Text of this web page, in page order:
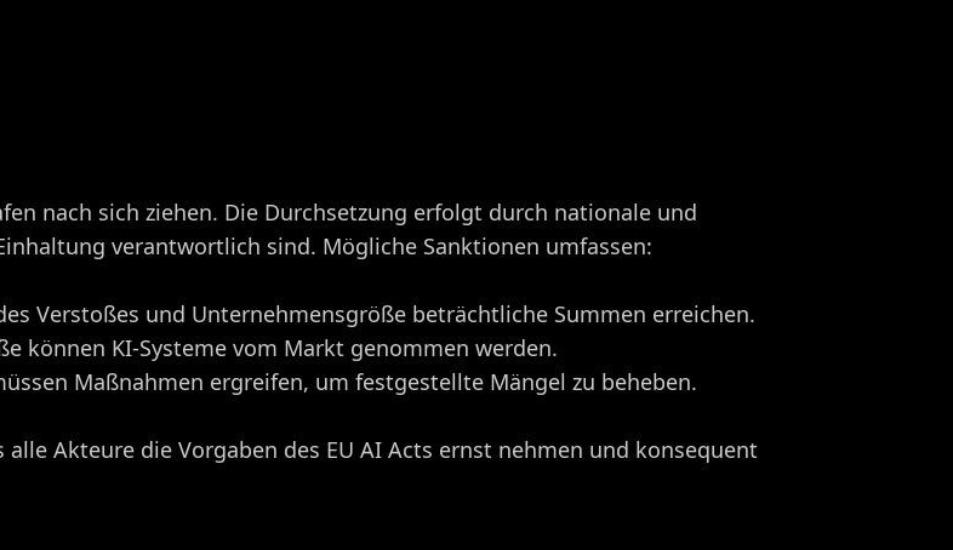
nach sich ziehen. Die Durchsetzung erfolgt durch nationale und
verantwortlich sind. Mögliche Sanktionen umfassen:
Verstoßes und Unternehmensgröße beträchtliche Summen erreichen.
können KI-Systeme vom Markt genommen werden.
Maßnahmen ergreifen, um festgestellte Mängel zu beheben.
Akteure die Vorgaben des EU AI Acts ernst nehmen und konsequent